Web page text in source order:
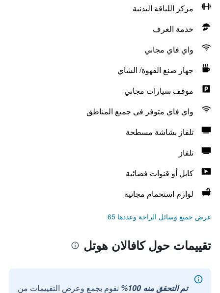
مركز اللياقة البدنية
خدمة الغرف
واي فاي مجاني
جهاز صنع القهوة/ الشاي
موقف سيارات مجاني
واي فاي متوفر في جميع المناطق
تلفاز بشاشة مسطحة
تلفاز
كابل أو قنوات فضائية
لوازم استحمام مجانية
عرض جميع وسائل الراحة وعددها 65
تقييمات حول كافالان هوتل
تم التحقق منه 100% نقوم بجمع وعرض التقييمات من